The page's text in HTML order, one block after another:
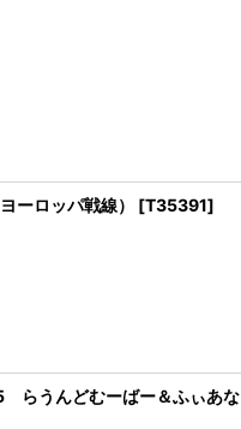
ロッパ戦線） [T35391]
うんどむーばー＆ふぃあな